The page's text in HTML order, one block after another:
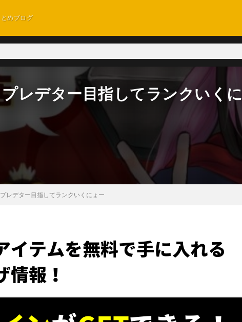
めブログ
プレデター目指してランクいくに
プレデター目指してランクいくにょー